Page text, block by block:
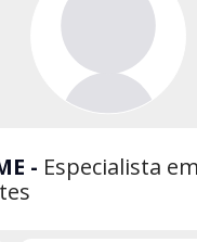
- Especialista em